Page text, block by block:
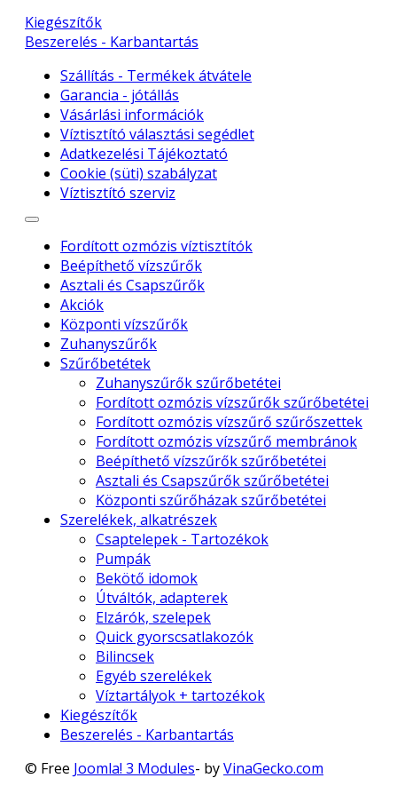
Kiegészítők
Beszerelés - Karbantartás
Szállítás - Termékek átvátele
Garancia - jótállás
Vásárlási információk
Víztisztító választási segédlet
Adatkezelési Tájékoztató
Cookie (süti) szabályzat
Víztisztító szerviz
Fordított ozmózis víztisztítók
Beépíthető vízszűrők
Asztali és Csapszűrők
Akciók
Központi vízszűrők
Zuhanyszűrők
Szűrőbetétek
Zuhanyszűrők szűrőbetétei
Fordított ozmózis vízszűrők szűrőbetétei
Fordított ozmózis vízszűrő szűrőszettek
Fordított ozmózis vízszűrő membránok
Beépíthető vízszűrők szűrőbetétei
Asztali és Csapszűrők szűrőbetétei
Központi szűrőházak szűrőbetétei
Szerelékek, alkatrészek
Csaptelepek - Tartozékok
Pumpák
Bekötő idomok
Útváltók, adapterek
Elzárók, szelepek
Quick gyorscsatlakozók
Bilincsek
Egyéb szerelékek
Víztartályok + tartozékok
Kiegészítők
Beszerelés - Karbantartás
© Free Joomla! 3 Modules- byVinaGecko.com